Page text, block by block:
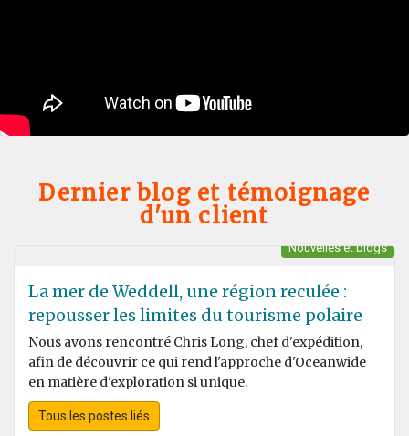
Dernier blog et témoignage
d'un client
Nouvelles et blogs
La mer de Weddell, une région reculée :
repousser les limites du tourisme polaire
Nous avons rencontré Chris Long, chef d'expédition,
afin de découvrir ce qui rend l'approche d'Oceanwide
en matière d'exploration si unique.
Tous les postes liés